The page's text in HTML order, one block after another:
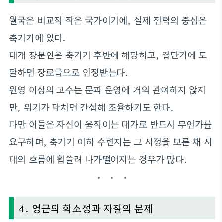
월국은 비교적 작은 국가이기에, 실제 전력의 중심은
축기기에 있다.
대개 장문인은 축기기 후반에 해당하고, 결단기에 도
달하면 장로급으로 인정받는다.
원영 이상의 고수는 문파 운영에 거의 관여하지 않지
만, 위기가 닥치면 간섭해 조율하기도 한다.
다만 이들은 자신이 움직이는 대가로 반드시 무언가를
요구하며, 축기기 이하 수련자는 그 사정을 모른 채 시
대의 흐름에 휩쓸려 나가떨어지는 경우가 많다.
4. 영근의 희소성과 자질의 문제